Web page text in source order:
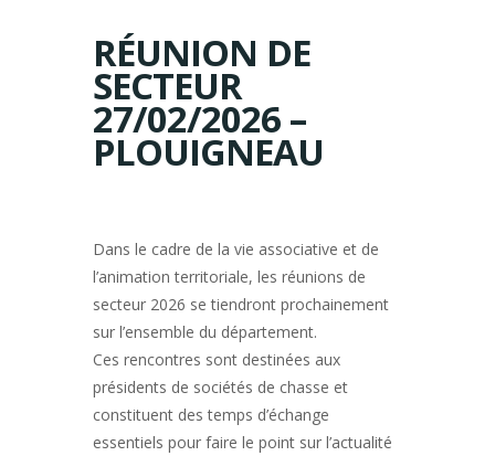
RÉUNION DE
SECTEUR
27/02/2026 –
PLOUIGNEAU
Dans le cadre de la vie associative et de
l’animation territoriale, les réunions de
secteur 2026 se tiendront prochainement
sur l’ensemble du département.
Ces rencontres sont destinées aux
présidents de sociétés de chasse et
constituent des temps d’échange
essentiels pour faire le point sur l’actualité